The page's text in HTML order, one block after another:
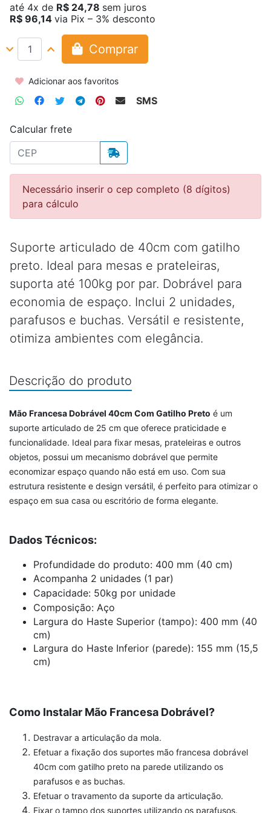
até 4x de R$ 24,78 sem juros
R$ 96,14 via Pix – 3% desconto
Comprar
Adicionar aos favoritos
SMS
Calcular frete
Necessário inserir o cep completo (8 dígitos)
para cálculo
Suporte articulado de 40cm com gatilho
preto. Ideal para mesas e prateleiras,
suporta até 100kg por par. Dobrável para
economia de espaço. Inclui 2 unidades,
parafusos e buchas. Versátil e resistente,
otimiza ambientes com elegância.
Descrição do produto
Mão Francesa Dobrável 40cm Com Gatilho Preto é um
suporte articulado de 25 cm que oferece praticidade e
funcionalidade. Ideal para fixar mesas, prateleiras e outros
objetos, possui um mecanismo dobrável que permite
economizar espaço quando não está em uso. Com sua
estrutura resistente e design versátil, é perfeito para otimizar o
espaço em sua casa ou escritório de forma elegante.
Dados Técnicos:
Profundidade do produto: 400 mm (40 cm)
Acompanha 2 unidades (1 par)
Capacidade: 50kg por unidade
Composição: Aço
Largura do Haste Superior (tampo): 400 mm (40
cm)
Largura do Haste Inferior (parede): 155 mm (15,5
cm)
Como Instalar Mão Francesa Dobrável?
Destravar a articulação da mola.
Efetuar a fixação dos suportes mão francesa dobrável
40cm com gatilho preto na parede utilizando os
parafusos e as buchas.
Efetuar o travamento da suporte da articulação.
Fixar o tampo dos suportes utilizando os parafusos.